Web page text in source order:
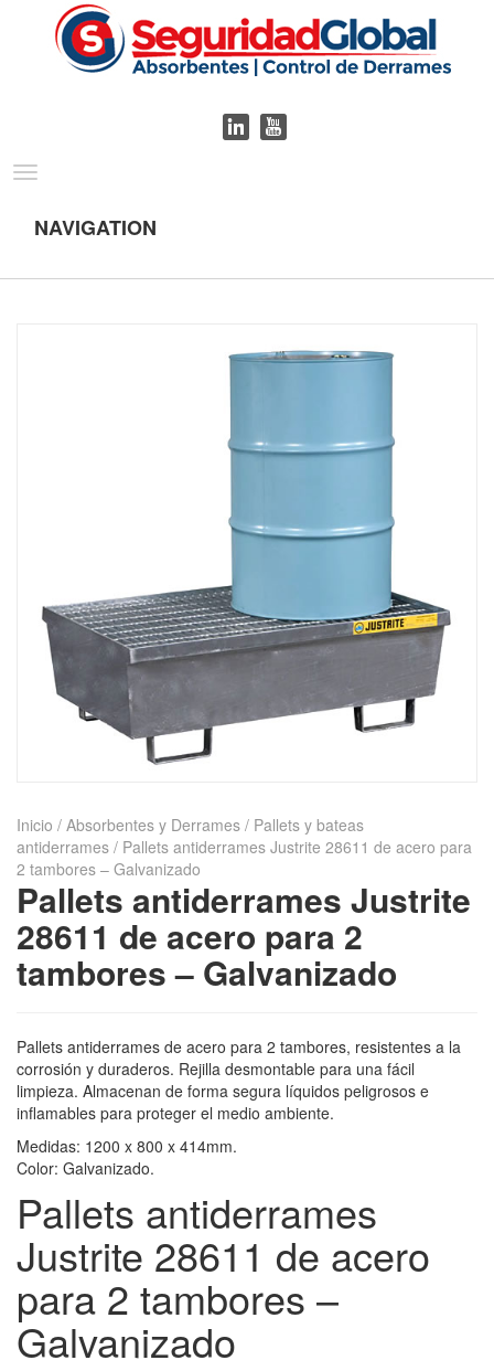
NAVIGATION
Inicio / Absorbentes y Derrames / Pallets y bateas
antiderrames / Pallets antiderrames Justrite 28611 de acero para
2 tambores – Galvanizado
Pallets antiderrames Justrite
28611 de acero para 2
tambores – Galvanizado
Pallets antiderrames de acero para 2 tambores, resistentes a la
corrosión y duraderos. Rejilla desmontable para una fácil
limpieza. Almacenan de forma segura líquidos peligrosos e
inflamables para proteger el medio ambiente.
Medidas: 1200 x 800 x 414mm.
Color: Galvanizado.
Pallets antiderrames
Justrite 28611 de acero
para 2 tambores –
Galvanizado